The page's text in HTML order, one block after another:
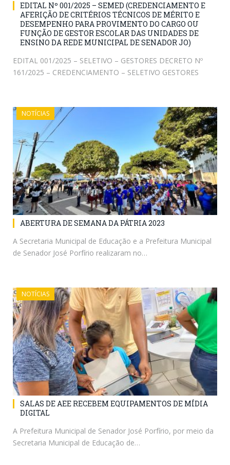
EDITAL Nº 001/2025 – SEMED (CREDENCIAMENTO E
AFERIÇÃO DE CRITÉRIOS TÉCNICOS DE MÉRITO E
DESEMPENHO PARA PROVIMENTO DO CARGO OU
FUNÇÃO DE GESTOR ESCOLAR DAS UNIDADES DE
ENSINO DA REDE MUNICIPAL DE SENADOR JO)
EDITAL 001/2025 – SELETIVO – GESTORES DECRETO Nº
161/2025 – CREDENCIAMENTO – SELETIVO GESTORES
NOTÍCIAS
ABERTURA DE SEMANA DA PÁTRIA 2023
A Secretaria Municipal de Educação e a Prefeitura Municipal
de Senador José Porfírio realizaram no…
NOTÍCIAS
SALAS DE AEE RECEBEM EQUIPAMENTOS DE MÍDIA
DIGITAL
A Prefeitura Municipal de Senador José Porfírio, por meio da
Secretaria Municipal de Educação de…